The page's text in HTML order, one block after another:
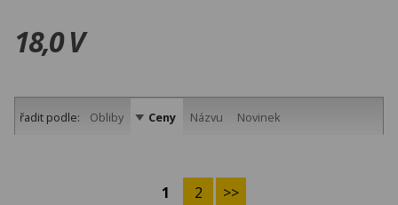
18,0 V
řadit podle: Obliby Ceny Názvu Novinek
1 2 >>